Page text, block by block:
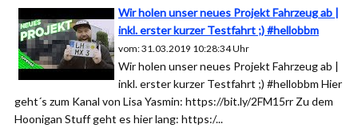
Wir holen unser neues Projekt Fahrzeug ab |
inkl. erster kurzer Testfahrt ;) #hellobbm
vom: 31.03.2019 10:28:34 Uhr
Wir holen unser neues Projekt Fahrzeug ab |
inkl. erster kurzer Testfahrt ;) #hellobbm Hier
geht´s zum Kanal von Lisa Yasmin: https://bit.ly/2FM15rr Zu dem
Hoonigan Stuff geht es hier lang: https:/...